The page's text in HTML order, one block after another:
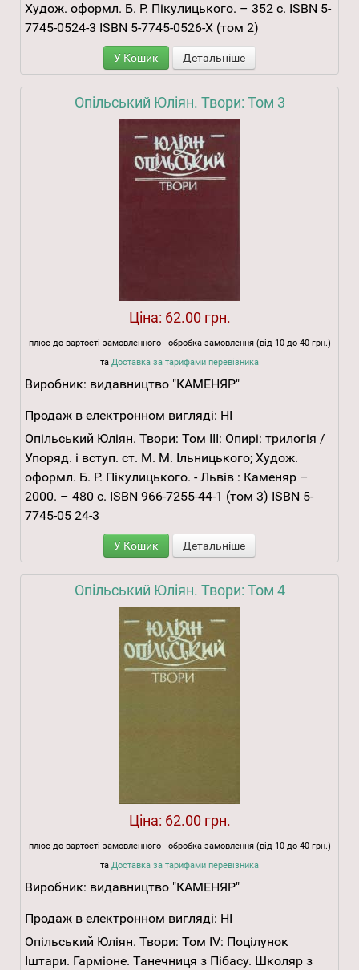
Худож. оформл. Б. Р. Пікулицького. – 352 с. ISBN 5-
7745-0524-3 ISBN 5-7745-0526-X (том 2)
У Кошик Детальніше
Опільський Юліян. Твори: Том 3
Ціна: 62.00 грн.
плюс до вартості замовленного - обробка замовлення (від 10 до 40 грн.)
та Доставка за тарифами перевізника
Виробник: видавництво "КАМЕНЯР"
Продаж в електронном вигляді: НІ
Опільський Юліян. Твори: Том ІІІ: Опирі: трилогія /
Упоряд. і вступ. ст. М. М. Ільницького; Худож.
оформл. Б. Р. Пікулицького. - Львів : Каменяр –
2000. – 480 с. ISBN 966-7255-44-1 (том 3) ISBN 5-
7745-05 24-3
У Кошик Детальніше
Опільський Юліян. Твори: Том 4
Ціна: 62.00 грн.
плюс до вартості замовленного - обробка замовлення (від 10 до 40 грн.)
та Доставка за тарифами перевізника
Виробник: видавництво "КАМЕНЯР"
Продаж в електронном вигляді: НІ
Опільський Юліян. Твори: Том ІV: Поцілунок
Іштари. Гарміоне. Танечниця з Пібасу. Школяр з